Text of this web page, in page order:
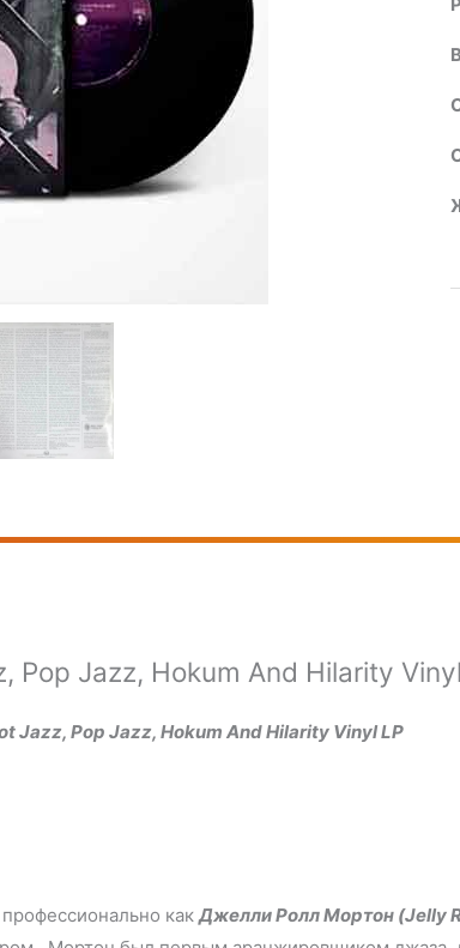
Pop Jazz, Hokum And Hilarity
Jazz, Pop Jazz, Hokum And Hilarity Vinyl LP
какДжелли Ролл Мортон (Jelly